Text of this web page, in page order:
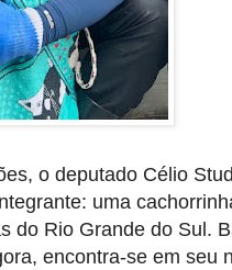
o deputado Célio
uma
do Rio Grande do Sul.
encontra-se em seu